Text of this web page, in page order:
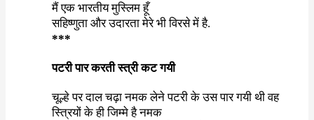
मैं एक भारतीय मुस्लिम हूँ
सहिष्णुता और उदारता मेरे भी विरसे में है.
***
पटरी पार करती स्त्री कट गयी
चूल्हे पर दाल चढ़ा नमक लेने पटरी के उस पार गयी थी वह
स्त्रियों के ही जिम्मे है नमक